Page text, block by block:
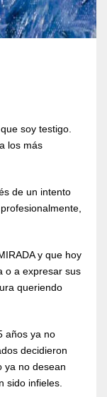
soy testigo.
los más
de un intento
y que hoy
o a expresar sus
queriendo
años ya no
decidieron
ya no desean
sido infieles.